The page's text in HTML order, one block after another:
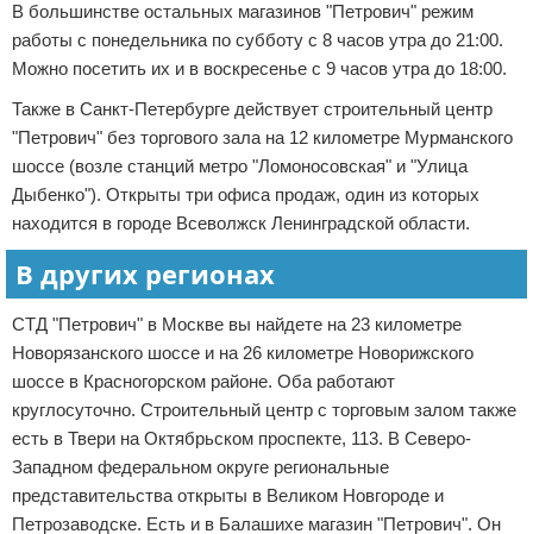
В большинстве остальных магазинов "Петрович" режим
работы с понедельника по субботу с 8 часов утра до 21:00.
Можно посетить их и в воскресенье с 9 часов утра до 18:00.
Также в Санкт-Петербурге действует строительный центр
"Петрович" без торгового зала на 12 километре Мурманского
шоссе (возле станций метро "Ломоносовская" и "Улица
Дыбенко"). Открыты три офиса продаж, один из которых
находится в городе Всеволжск Ленинградской области.
В других регионах
СТД "Петрович" в Москве вы найдете на 23 километре
Новорязанского шоссе и на 26 километре Новорижского
шоссе в Красногорском районе. Оба работают
круглосуточно. Строительный центр с торговым залом также
есть в Твери на Октябрьском проспекте, 113. В Северо-
Западном федеральном округе региональные
представительства открыты в Великом Новгороде и
Петрозаводске. Есть и в Балашихе магазин "Петрович". Он